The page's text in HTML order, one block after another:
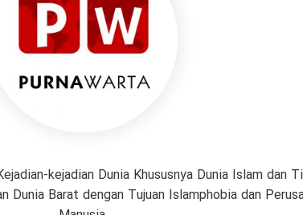
kejadian Dunia Khususnya Dunia Islam dan
Barat dengan Tujuan Islamphobia dan